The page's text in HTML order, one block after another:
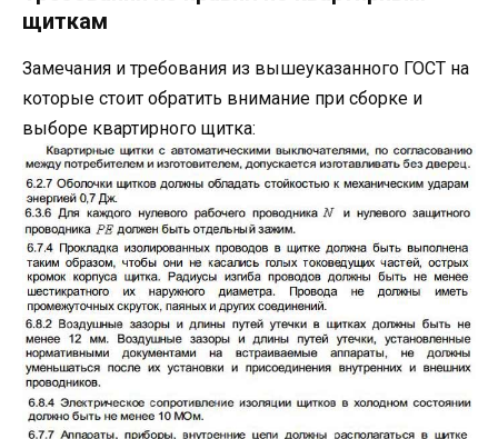
щиткам
Замечания и требования из вышеуказанного ГОСТ на
которые стоит обратить внимание при сборке и
выборе квартирного щитка: